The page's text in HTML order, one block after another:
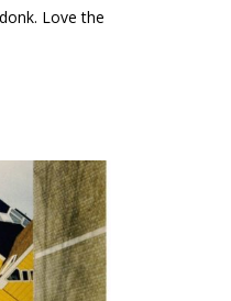
Love the